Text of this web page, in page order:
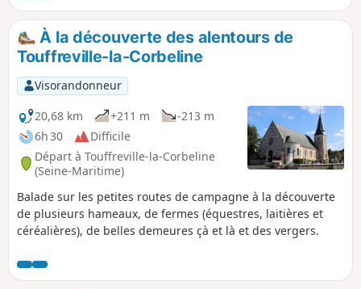
À la découverte des alentours de
Touffreville-la-Corbeline
Visorandonneur
20,68 km
+211 m
-213 m
6h 30
Difficile
Départ à Touffreville-la-Corbeline
(Seine-Maritime)
Balade sur les petites routes de campagne à la découverte
de plusieurs hameaux, de fermes (équestres, laitières et
céréalières), de belles demeures çà et là et des vergers.